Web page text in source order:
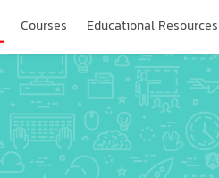
Courses Educational Resources